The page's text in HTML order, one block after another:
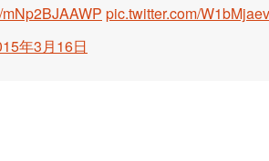
mNp2BJAAWP pic.twitter.com/
年3月16日